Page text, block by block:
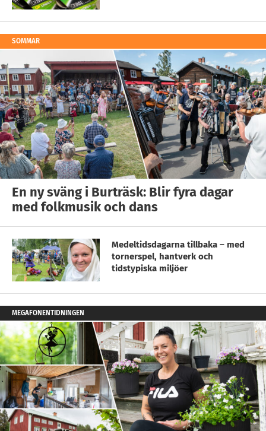
SOMMAR
En ny sväng i Burträsk: Blir fyra dagar
med folkmusik och dans
Medeltidsdagarna tillbaka – med
tornerspel, hantverk och
tidstypiska miljöer
MEGAFONENTIDNINGEN